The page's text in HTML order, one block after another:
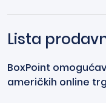
Lista
BoxPoint
američkih online